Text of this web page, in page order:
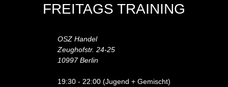
FREITAGS TRAINING
OSZ Handel
Zeughofstr. 24-25
10997 Berlin
19:30 - 22:00 (Jugend + Gemischt)